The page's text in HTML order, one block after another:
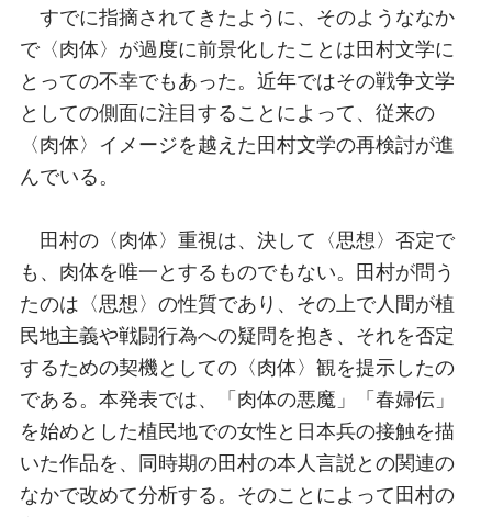
すでに指摘されてきたように、そのようななか
で〈肉体〉が過度に前景化したことは田村文学に
とっての不幸でもあった。近年ではその戦争文学
としての側面に注目することによって、従来の
〈肉体〉イメージを越えた田村文学の再検討が進
んでいる。
田村の〈肉体〉重視は、決して〈思想〉否定で
も、肉体を唯一とするものでもない。田村が問う
たのは〈思想〉の性質であり、その上で人間が植
民地主義や戦闘行為への疑問を抱き、それを否定
するための契機としての〈肉体〉観を提示したの
である。本発表では、「肉体の悪魔」「春婦伝」
を始めとした植民地での女性と日本兵の接触を描
いた作品を、同時期の田村の本人言説との関連の
なかで改めて分析する。そのことによって田村の